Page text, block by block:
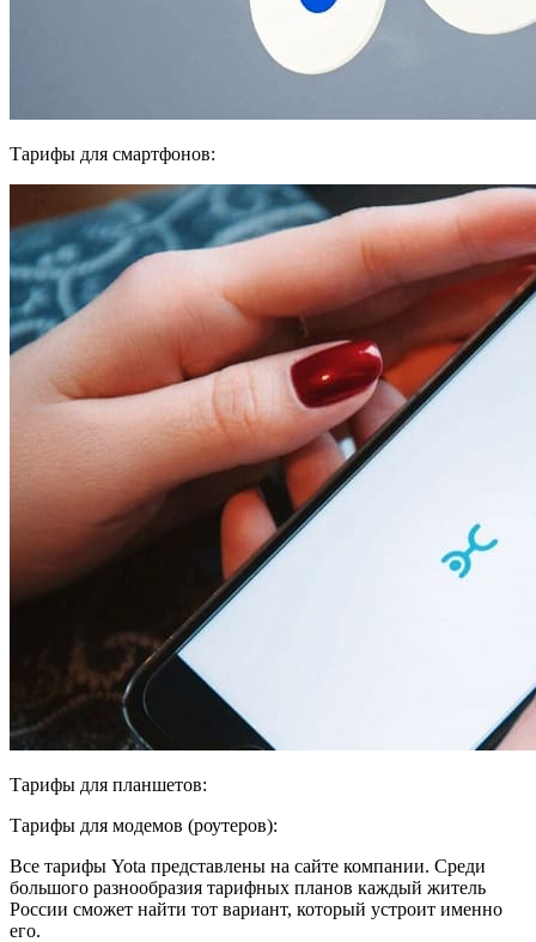
Тарифы для смартфонов:
Тарифы для планшетов:
Тарифы для модемов (роутеров):
Все тарифы Yota представлены на сайте компании. Среди
большого разнообразия тарифных планов каждый житель
России сможет найти тот вариант, который устроит именно
его.